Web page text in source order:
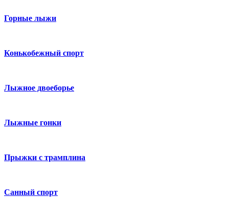
Горные лыжи
Конькобежный спорт
Лыжное двоеборье
Лыжные гонки
Прыжки с трамплина
Санный спорт